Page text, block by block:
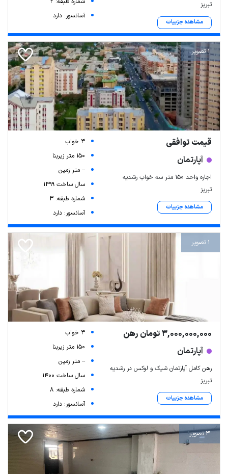
تبریز
مشاهده جزییات
آسانسور: دارد
1 تصویر
قیمت توافقی
آپارتمان
اجاره واحد ۱۵۰ متر سه خواب رشدیه
تبریز
مشاهده جزییات
3 خواب
150 متر زیربنا
-- متر زمین
سال ساخت 1399
شماره طبقه: 3
آسانسور: دارد
1 تصویر
3,000,000,000 تومان رهن
آپارتمان
رهن کامل آپارتمان شیک و لوکس در رشدیه
تبریز
مشاهده جزییات
3 خواب
150 متر زیربنا
-- متر زمین
سال ساخت 1400
شماره طبقه: 8
آسانسور: دارد
3 تصویر